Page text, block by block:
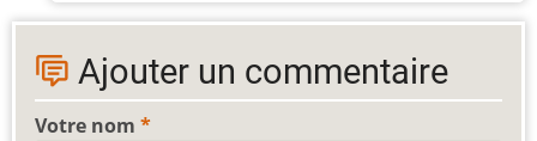
Ajouter un commentaire
Votre nom